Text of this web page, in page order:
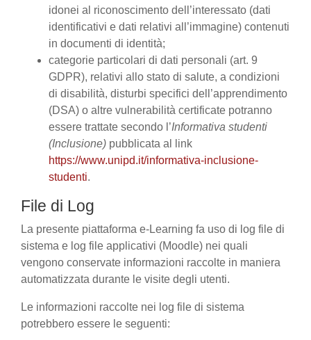
idonei al riconoscimento dell’interessato (dati
identificativi e dati relativi all’immagine) contenuti
in documenti di identità;
categorie particolari di dati personali (art. 9
GDPR), relativi allo stato di salute, a condizioni
di disabilità, disturbi specifici dell’apprendimento
(DSA) o altre vulnerabilità certificate potranno
essere trattate secondo l’Informativa studenti
(Inclusione) pubblicata al link
https://www.unipd.it/informativa-inclusione-
studenti.
File di Log
La presente piattaforma e-Learning fa uso di log file di
sistema e log file applicativi (Moodle) nei quali
vengono conservate informazioni raccolte in maniera
automatizzata durante le visite degli utenti.
Le informazioni raccolte nei log file di sistema
potrebbero essere le seguenti: